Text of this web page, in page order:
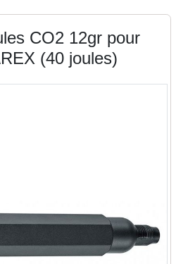
CO2 12gr pour
(40 joules)